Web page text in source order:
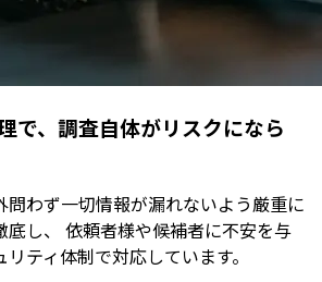
で、調査自体がリスクになら
問わず一切情報が漏れないよう厳重に
底し、 依頼者様や候補者に不安を与
ティ体制で対応しています。